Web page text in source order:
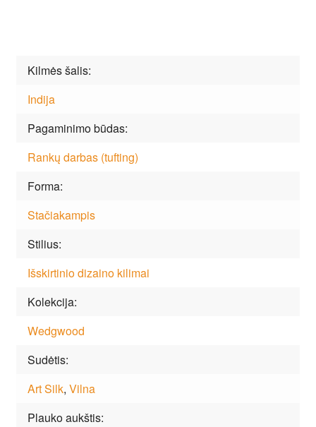
Kilmės šalis
Indija
Pagaminimo būdas
Rankų darbas (tufting)
Forma
Stačiakampis
Stilius
Išskirtinio dizaino kilimai
Kolekcija
Wedgwood
Sudėtis
Art Silk, Vilna
Plauko aukštis